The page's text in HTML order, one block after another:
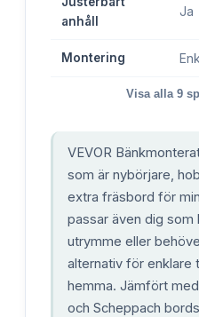
anhåll
Ja
Montering
Visa alla 9
VEVOR
som är nybörjare,
extra fräsbord för
passar även dig som
utrymme eller
alternativ för enklare
hemma. Jämfört
och Scheppach